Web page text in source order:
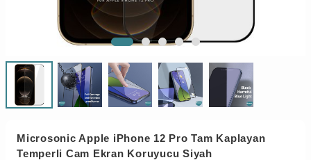
Microsonic Apple iPhone 12 Pro Tam Kaplayan
Temperli Cam Ekran Koruyucu Siyah